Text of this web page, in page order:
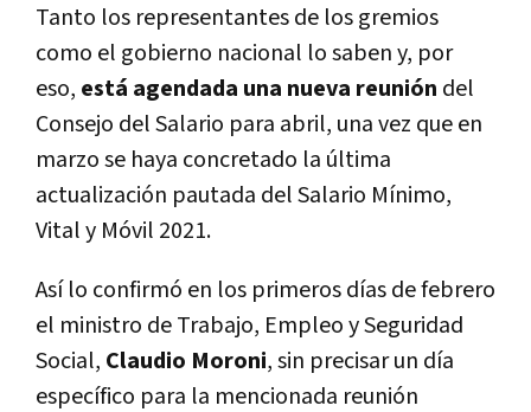
Tanto los representantes de los gremios
como el gobierno nacional lo saben y, por
eso, está agendada una nueva reunión del
Consejo del Salario para abril, una vez que en
marzo se haya concretado la última
actualización pautada del Salario Mínimo,
Vital y Móvil 2021.
Así lo confirmó en los primeros días de febrero
el ministro de Trabajo, Empleo y Seguridad
Social, Claudio Moroni, sin precisar un día
específico para la mencionada reunión